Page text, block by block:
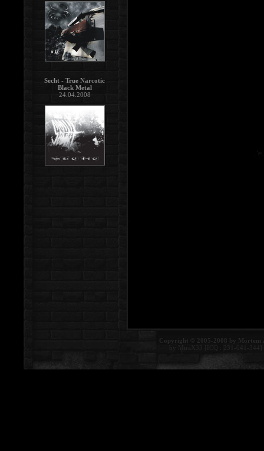
Copyright © 2005-2008 by Mortem
by MiraX33 [ICQ : 231-041-344]
Secht - True Narcotic
Black Metal
24.04.2008